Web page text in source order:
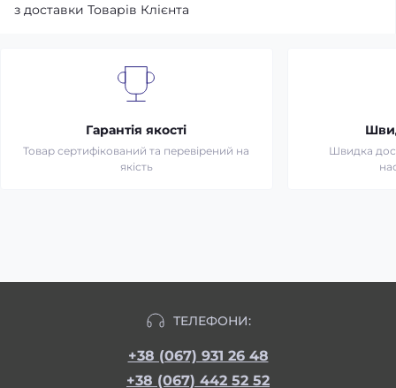
з доставки Товарів Клієнта
Гарантія якості
Товар сертифікований та перевірений на
якість
Швидка
ТЕЛЕФОНИ:
+38 (067) 931 26 48
+38 (067) 442 52 52